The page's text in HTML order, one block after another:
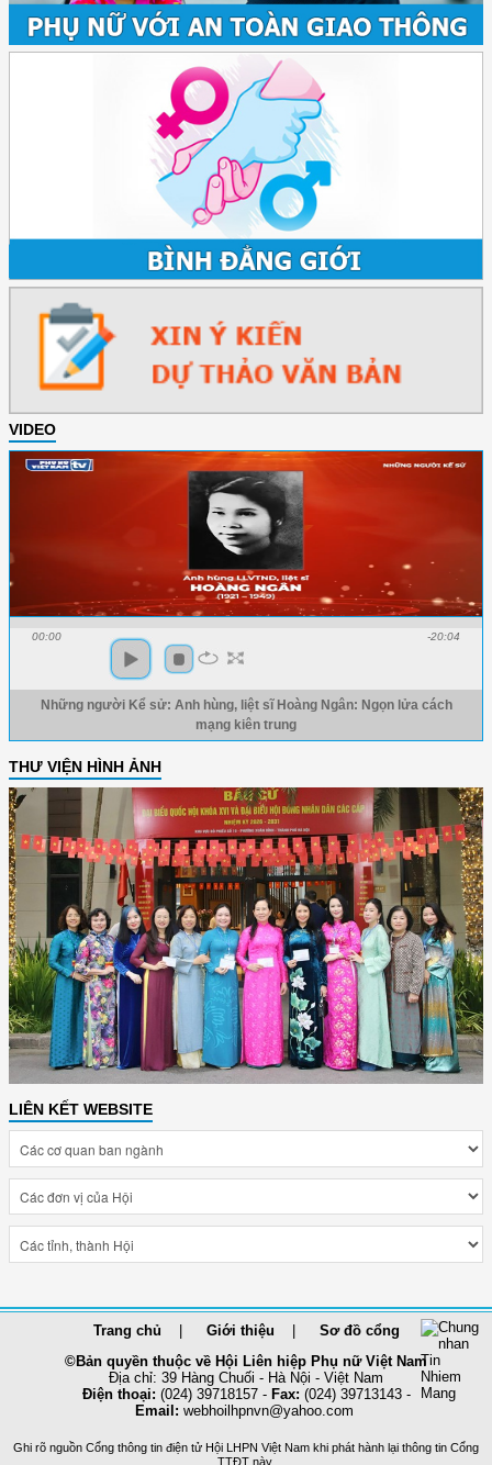
VIDEO
00:00 -20:04
Những người Kể sử: Anh hùng, liệt sĩ Hoàng Ngân: Ngọn lửa cách
mạng kiên trung
THƯ VIỆN HÌNH ẢNH
LIÊN KẾT WEBSITE
Trang chủ Giới thiệu
Sơ đồ cổng
©Bản quyền thuộc về Hội Liên hiệp Phụ nữ Việt Nam
Địa chỉ: 39 Hàng Chuối - Hà Nội - Việt Nam
Điện thoại: (024) 39718157 - Fax: (024) 39713143 -
Email: webhoilhpnvn@yahoo.com
Ghi rõ nguồn Cổng thông tin điện tử Hội LHPN Việt Nam khi phát hành lại thông tin Cổng
TTĐT này.